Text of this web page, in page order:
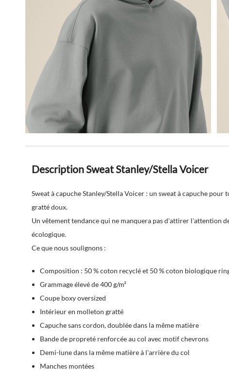
Description Sweat Stanley/Stella Voicer
Sweat à capuche Stanley/Stella Voicer : un sweat à capuche
gratté doux.
Un vêtement tendance qui ne manquera pas d'attirer l'attention
écologique.
Ce que nous soulignons :
Composition : 50 % coton recyclé et 50 % coton biologique
Grammage élevé de 400 g/m²
Coupe boxy oversized
Intérieur en molleton gratté
Capuche sans cordon, doublée dans la même matière
Bande de propreté renforcée au col avec motif chevrons
Demi-lune dans la même matière à l'arrière du col
Manches montées